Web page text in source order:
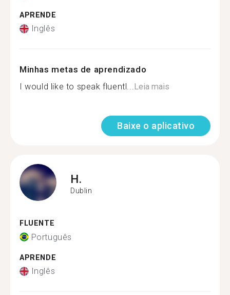
APRENDE
Inglês
Minhas metas de aprendizado
I would like to speak fluentl...Leia mais
Baixe o aplicativo
H.
Dublin
FLUENTE
Português
APRENDE
Inglês